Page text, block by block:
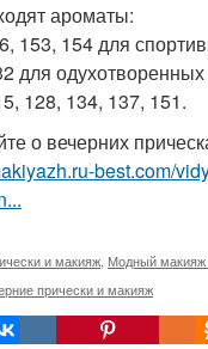
ароматы:
153, 154 для
для
128, 134, 137, 151.
о вечерних
best.com/
и макияж Модный макияж
прически и макияж